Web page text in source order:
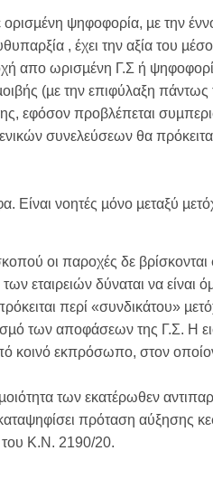
ψηφοφορία, µε την
, έχει την αξία του
απο ωρισµένη Γ.Σ ή
(µε την επιφύλαξη
εφόσον προβλέπεται
συνελεύσεων θα
Είναι νοητές µόνο µεταξύ
οι παροχές δε βρίσκονται
εταιρειών δύναται να είναι
περί «συνδικάτου»
των αποφάσεων της Γ.Σ. Η
κοινό εκπρόσωπο, στον
των εκατέρωθεν
πρόταση αύξησης
του Κ.Ν. 2190/20.